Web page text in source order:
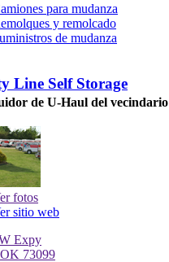
para mudanza
y remolcado
de mudanza
Line Self Storage
de U-Haul del vecindario
fotos
sitio web
Expy
73099